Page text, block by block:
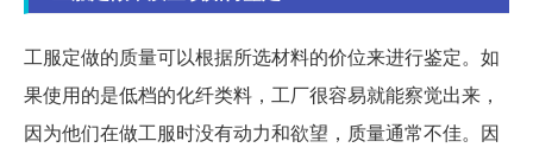
工服定做的质量可以根据所选材料的价位来进行鉴定。如
果使用的是低档的化纤类料，工厂很容易就能察觉出来，
因为他们在做工服时没有动力和欲望，质量通常不佳。因